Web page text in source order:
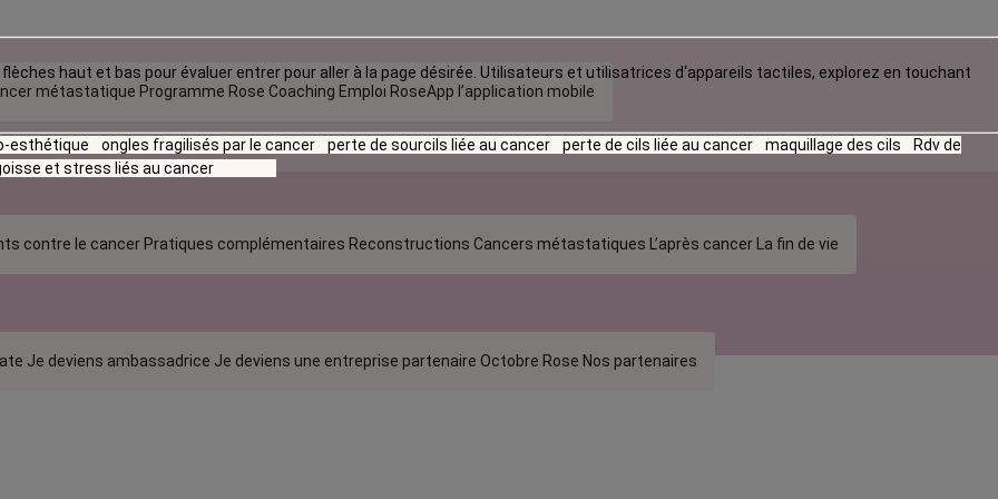
métastatique Programme Rose Coaching Emploi RoseApp l’application mobile
contre le cancer Pratiques complémentaires Reconstructions Cancers métastatiques L’après cancer La fin de vie
Je deviens ambassadrice Je deviens une entreprise partenaire Octobre Rose Nos partenaires
haut et bas pour évaluer entrer pour aller à la page désirée. Utilisateurs et utilisatrices d‘appareils tactiles, explorez en touchant
esthétique ongles fragilisés par le cancer perte de sourcils liée au cancer perte de cils liée au cancer maquillage des cils
Rdv de
et stress liés au cancer